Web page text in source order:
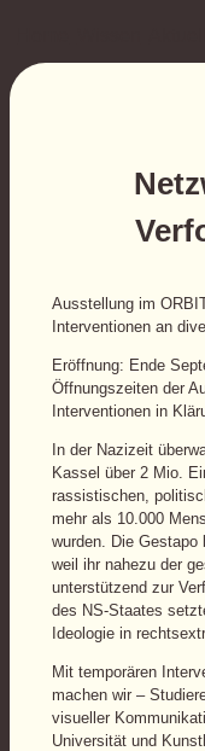
Ausstellung im
Interventionen an
Eröffnung: Ende
Öffnungszeiten der
Interventionen in
In der Nazizeit
Kassel über 2 Mio.
rassistischen,
mehr als 10.000
wurden. Die Gestapo
weil ihr nahezu der
unterstützend zur
des NS-Staates
Ideologie in
Mit temporären
machen wir –
visueller
Universität und